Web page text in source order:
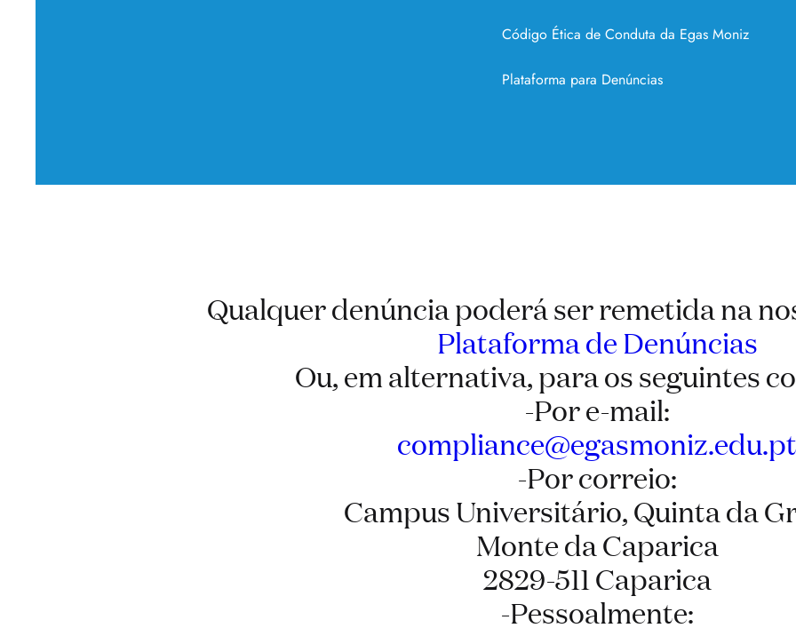
Código Ética de Conduta da Egas Moniz
Plataforma para Denúncias
Qualquer denúncia poderá ser remetida na
Plataforma de Denúncias
Ou, em alternativa, para os seguintes
-Por e-mail:
compliance@egasmoniz.edu.pt
-Por correio:
Campus Universitário, Quinta da
Monte da Caparica
2829-511 Caparica
-Pessoalmente: